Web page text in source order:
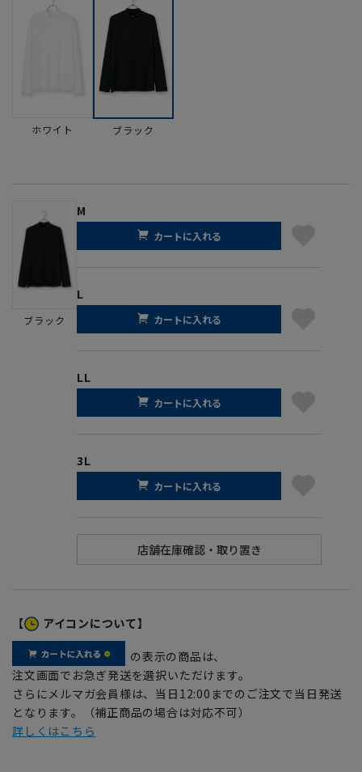
ホワイト ブラック
ブラック
M
カートに入れる
L
カートに入れる
LL
カートに入れる
3L
カートに入れる
【 アイコンについて】
の表示の商品は、
注文画面でお急ぎ発送を選択いただけます。
さらにメルマガ会員様は、当日12:00までのご注文で当日発送
となります。（補正商品の場合は対応不可）
詳しくはこちら